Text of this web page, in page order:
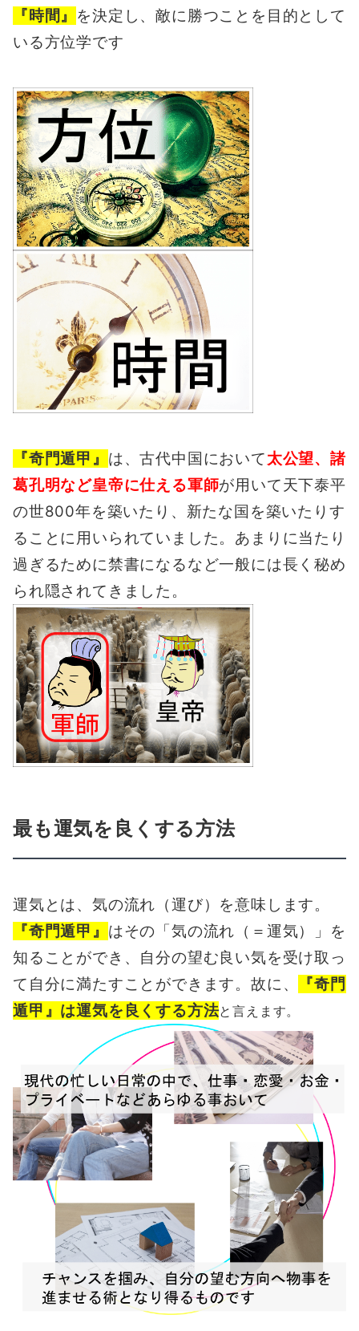
『時間』 を決定し、敵に勝つことを目的として
いる方位学です
『奇門遁甲』 は、古代中国において太公望、諸
葛孔明など皇帝に仕える軍師が用いて天下泰平
の世800年を築いたり、新たな国を築いたりす
ることに用いられていました。あまりに当たり
過ぎるために禁書になるなど一般には長く秘め
られ隠されてきました。
最も運気を良くする方法
運気とは、気の流れ（運び）を意味します。
『奇門遁甲』 はその「気の流れ（＝運気）」を
知ることができ、自分の望む良い気を受け取っ
て自分に満たすことができます。故に、
『奇門
遁甲』は運気を良くする方法と言えます。